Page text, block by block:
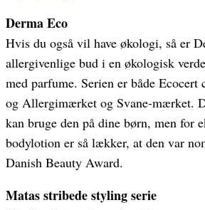
Derma Eco
Hvis du også vil have økologi, så er
allergivenlige bud i en økologisk
med parfume. Serien er både
og Allergimærket og Svane-mærket.
kan bruge den på dine børn, men for
bodylotion er så lækker, at den var
Danish Beauty Award.
Matas stribede styling serie